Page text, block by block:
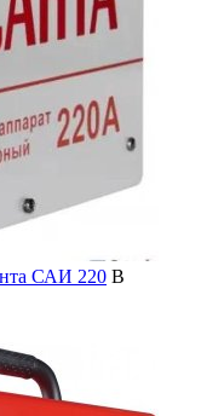
САИ 220 В